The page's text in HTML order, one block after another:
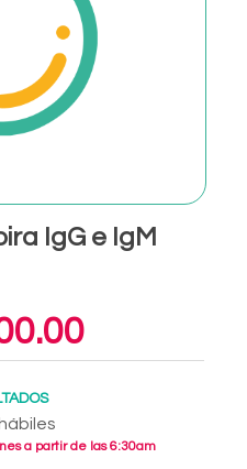
IgG e IgM
a partir de las 6:30am